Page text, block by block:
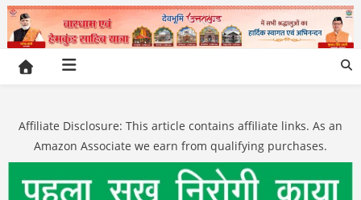
Affiliate Disclosure: This article contains affiliate links. As an
Amazon Associate we earn from qualifying purchases.